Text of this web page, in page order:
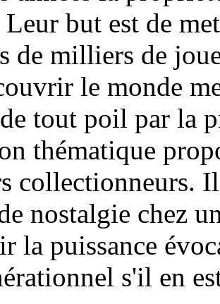
Leur but est de
de milliers de
le monde
tout poil par la
thématique
collectionneurs.
nostalgie chez
la puissance
s'il en